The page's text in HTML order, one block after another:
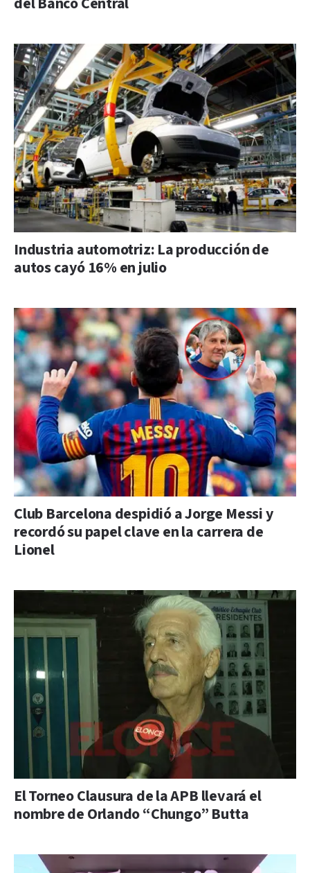
Industria automotriz: La producción de
autos cayó 16% en julio
Club Barcelona despidió a Jorge Messi y
recordó su papel clave en la carrera de
Lionel
El Torneo Clausura de la APB llevará el
nombre de Orlando “Chungo” Butta